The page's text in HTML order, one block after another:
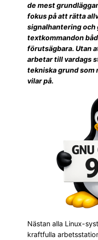
de mest
fokus på att rätta
signalhantering och
textkommandon
förutsägbara. Utan
arbetar till vardags
tekniska grund som
vilar på.
Nästan alla Linux-
kraftfulla